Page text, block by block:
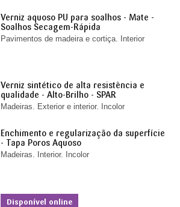
Verniz aquoso PU para soalhos - Mate -
Soalhos Secagem-Rápida
Pavimentos de madeira e cortiça. Interior
Verniz sintético de alta resistência e
qualidade - Alto-Brilho - SPAR
Madeiras. Exterior e interior. Incolor
Enchimento e regularização da superfície
- Tapa Poros Aquoso
Madeiras. Interior. Incolor
Disponível online